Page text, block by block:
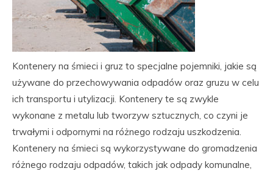
Kontenery na śmieci i gruz to specjalne pojemniki, jakie są
używane do przechowywania odpadów oraz gruzu w celu
ich transportu i utylizacji. Kontenery te są zwykle
wykonane z metalu lub tworzyw sztucznych, co czyni je
trwałymi i odpornymi na różnego rodzaju uszkodzenia.
Kontenery na śmieci są wykorzystywane do gromadzenia
różnego rodzaju odpadów, takich jak odpady komunalne,